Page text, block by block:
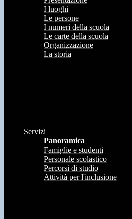
I luoghi
Le persone
I numeri della scuola
Le carte della scuola
Organizzazione
La storia
Servizi
Panoramica
Famiglie e studenti
Personale scolastico
Percorsi di studio
Attività per l'inclusione